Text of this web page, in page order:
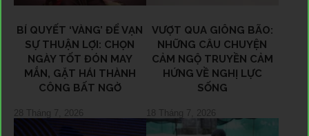
BÍ QUYẾT ‘VÀNG’ ĐỂ VẠN
SỰ THUẬN LỢI: CHỌN
NGÀY TỐT ĐÓN MAY
MẮN, GẶT HÁI THÀNH
CÔNG BẤT NGỜ
28 Tháng 7, 2026
VƯỢT QUA GIÔNG BÃO:
NHỮNG CÂU CHUYỆN
CẢM NGỘ TRUYỀN CẢM
HỨNG VỀ NGHỊ LỰC
SỐNG
18 Tháng 7, 2026